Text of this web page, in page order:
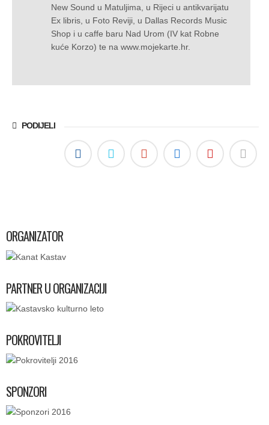
New Sound u Matuljima, u Rijeci u antikvarijatu
Ex libris, u Foto Reviji, u Dallas Records Music
Shop i u caffe baru Nad Urom (IV kat Robne
kuće Korzo) te na www.mojekarte.hr.
PODIJELI
ORGANIZATOR
PARTNER U ORGANIZACIJI
POKROVITELJI
SPONZORI